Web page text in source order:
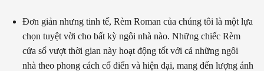
Đơn giản nhưng tinh tế, Rèm Roman của chúng tôi là một lựa
chọn tuyệt vời cho bất kỳ ngôi nhà nào. Những chiếc Rèm
cửa sổ vượt thời gian này hoạt động tốt với cả những ngôi
nhà theo phong cách cổ điển và hiện đại, mang đến lượng ánh